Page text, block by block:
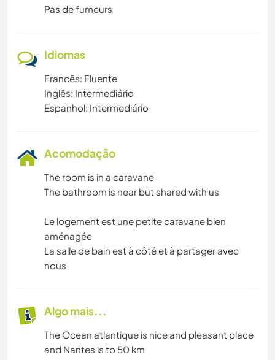
Pas de fumeurs
Idiomas
Francês: Fluente
Inglês: Intermediário
Espanhol: Intermediário
Acomodação
The room is in a caravane
The bathroom is near but shared with us
Le logement est une petite caravane bien
aménagée
La salle de bain est à côté et à partager avec
nous
Algo mais...
The Ocean atlantique is nice and pleasant place
and Nantes is to 50 km